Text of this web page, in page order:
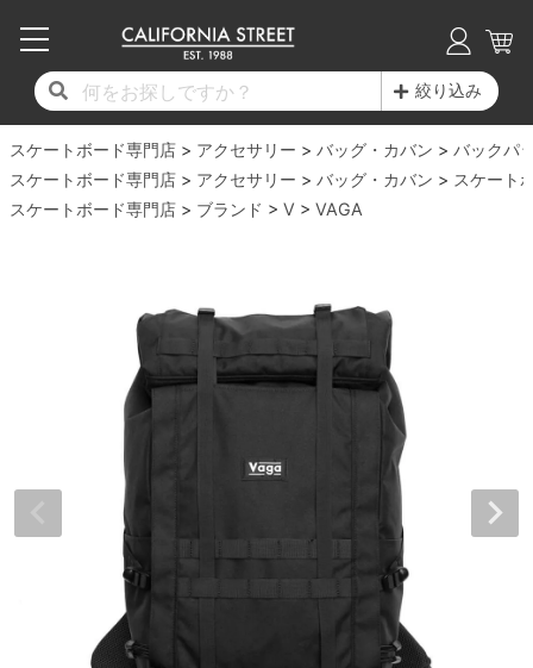
絞り込み
スケートボード専門店 アクセサリー バッグ・カバン
バックパ
スケートボード専門店
アクセサリー バッグ・カバン
スケート
スケートボード専門店
ブランド V VAGA
17時までのご注文は当日発送！
11,000円以上で送料無料！
毎月1日はポイント5倍！10日と20日は3倍！
コンプリートセット（完成品）
17時までのご注文は当日発送！
11,000円以上で送料無料！
毎月1日はポイント5倍！10日と20日は3倍！
デッキ新着一覧
サイズからデッキを選ぶ
子供用デッキ
7.0inch以下
7.2inch
17時までのご注文は当日発送！
11,000円以上で送料無料！
毎月1日はポイント5倍！10日と20日は3倍！
トラック新着一覧
適合デッキサイズから選ぶ
7.0inch以下
7.2inch
7.3inch
ウィール
17時までのご注文は当日発送！
11,000円以上で送料無料！
毎月1日はポイント5倍！10日と20日は3倍！
ウィール新着一覧
ウィールをサイズから選ぶ
50mm
51mm
52mm
スピットファイヤー F4（フォーミュラフォ
ボーンズ XF（エックスフォーミュラ）
ボーンズ STF（エスティーエフ）
パウエルペラルタ DF（ドラゴンフォーミュ
デッキテープ
パーツ・その他
17時までのご注文は当日発送！
11,000円以上で送料無料！
毎月1日はポイント5倍！10日と20日は3倍！
シューズ新着一覧
シューズをサイズから選ぶ
20cm
21cm
22cm
シューレース・その他
17時までのご注文は当日発送！
11,000円以上で送料無料！
毎月1日はポイント5倍！10日と20日は3倍！
Tシャツ
ジャケット
パーカー
ショーツ
長袖ボタンシャツ
17時までのご注文は当日発送！
11,000円以上で送料無料！
毎月1日はポイント5倍！10日と20日は3倍！
最新ブログ一覧
17時までのご注文は当日発送！
11,000円以上で送料無料！
毎月1日はポイント5倍！10日と20日は3倍！
初心者の方へ
スタッフおすすめアイテム
ブランド紹介
スケートパーク情報
17時までのご注文は当日発送！
11,000円以上で送料無料！
毎月1日はポイント5倍！10日と20日は3倍！
店舗情報
スタッフ紹介
カリフォルニアストリートの歴史
プライバシーポリシー
特定商取引法に基づく表記